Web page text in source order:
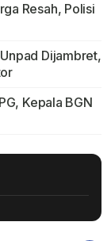
Resah, Polisi
Dijambret,
Kepala BGN